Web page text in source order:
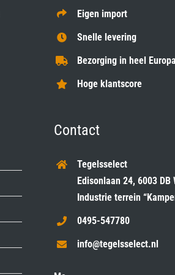
Eigen import
Snelle levering
Bezorging in heel
Hoge klantscore
Contact
Tegelsselect
Edisonlaan 24, 6003 DB
Industrie terrein
0495-547780
info@tegelsselect.nl